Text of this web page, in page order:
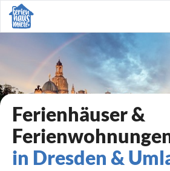
Ferienhäuser &
in Dresden &